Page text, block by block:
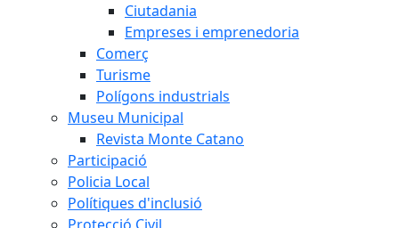
Ciutadania
Empreses i emprenedoria
Comerç
Turisme
Polígons industrials
Museu Municipal
Revista Monte Catano
Participació
Policia Local
Polítiques d'inclusió